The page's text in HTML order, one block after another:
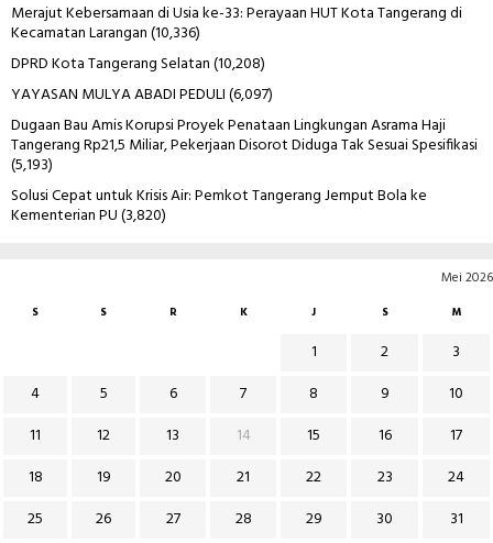
Merajut Kebersamaan di Usia ke-33: Perayaan HUT Kota Tangerang di
Kecamatan Larangan(10,336)
DPRD Kota Tangerang Selatan(10,208)
YAYASAN MULYA ABADI PEDULI(6,097)
Dugaan Bau Amis Korupsi Proyek Penataan Lingkungan Asrama Haji
Tangerang Rp21,5 Miliar, Pekerjaan Disorot Diduga Tak Sesuai Spesifikasi
(5,193)
Solusi Cepat untuk Krisis Air: Pemkot Tangerang Jemput Bola ke
Kementerian PU(3,820)
Mei 2026
S S R K J S M
1 2
3
4
5 6 7 8 9
10
11
12 13 14 15 16
17
18
19 20 21 22 23
24
25
26 27 28 29 30
31